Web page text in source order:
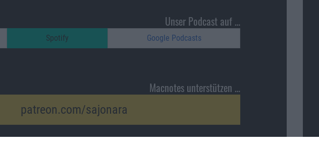
Unser Podcast auf …
Spotify Google Podcasts
Macnotes unterstützen …
patreon.com/sajonara